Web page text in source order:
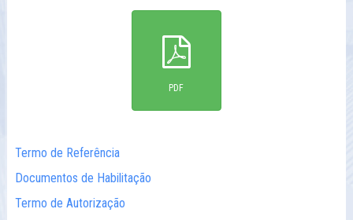
PDF
Termo de Referência
Documentos de Habilitação
Termo de Autorização